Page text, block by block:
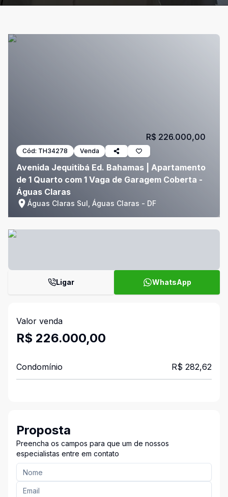
Cód: TH34278 Venda
Avenida Jequitibá Ed. Bahamas | Apartamento
de 1 Quarto com 1 Vaga de Garagem Coberta -
Águas Claras
Águas Claras Sul, Águas Claras - DF
R$ 226.000,00
Ligar WhatsApp
Valor venda
R$ 226.000,00
Condomínio R$ 282,62
Proposta
Preencha os campos para que um de nossos
especialistas entre em contato